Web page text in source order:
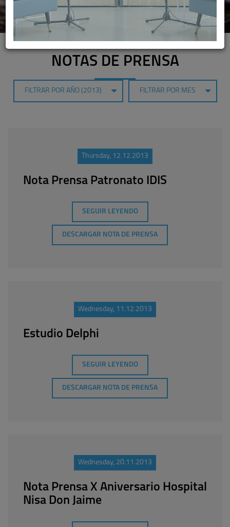
NOTAS DE PRENSA
FILTRAR POR AÑO (2013) FILTRAR POR MES
Thursday, 12.12.2013
Nota Prensa Patronato IDIS
SEGUIR LEYENDO
DESCARGAR NOTA DE PRENSA
Wednesday, 11.12.2013
Estudio Delphi
SEGUIR LEYENDO
DESCARGAR NOTA DE PRENSA
Wednesday, 20.11.2013
Nota Prensa X Aniversario Hospital
Nisa Don Jaime